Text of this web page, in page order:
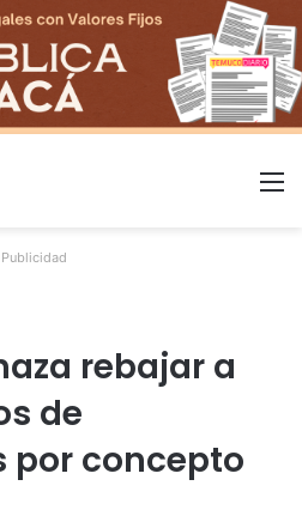
Publicidad
rebajar a
de
por concepto